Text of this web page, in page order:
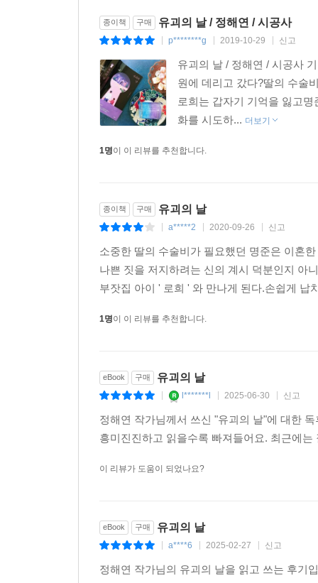
종이책 구매 유괴의 날 / 정해연 / 시공사
p********g 2019-10-29 신고
유괴의 날 / 정해연 / 시공사
원에 데리고 갔다?딸의 수술
로희는 갑자기 기억을 잃고
화를 시도하... 더보기
1명이 이 리뷰를 추천합니다.
종이책 구매 유괴의 날
a*****2 2020-09-26 신고
소중한 딸의 수술비가 필요했던 명준은 이혼
나쁜 짓을 저지하려는 신의 계시 덕분인지 아
부잣집 아이 ' 로희 ' 와 만나게 된다.손쉽게
1명이 이 리뷰를 추천합니다.
eBook 구매 유괴의 날
l*******l 2025-06-30 신고
정해연 작가님께서 쓰신 "유괴의 날"에 대한
흥미진진하고 읽을수록 빠져들어요. 최근에
이 리뷰가 도움이 되었나요?
eBook 구매 유괴의 날
a****6 2025-02-27 신고
정해연 작가님의 유괴의 날을 읽고 쓰는 후기